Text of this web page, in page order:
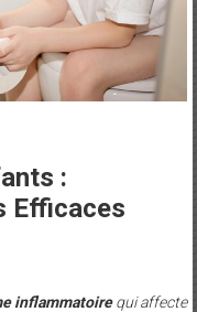
:
Efficaces
inflammatoirequi affecte